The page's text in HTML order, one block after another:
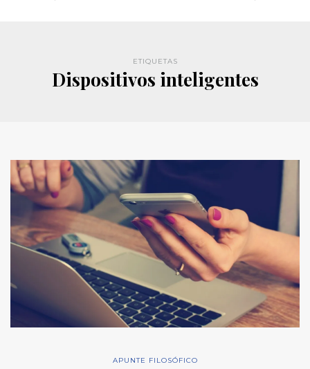
ETIQUETAS
Dispositivos inteligentes
APUNTE FILOSÓFICO